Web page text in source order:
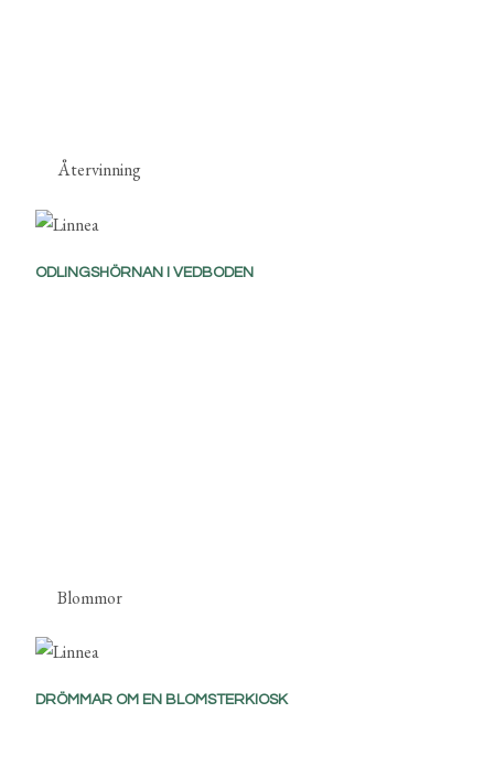
Återvinning
ODLINGSHÖRNAN I VEDBODEN
Blommor
DRÖMMAR OM EN BLOMSTERKIOSK